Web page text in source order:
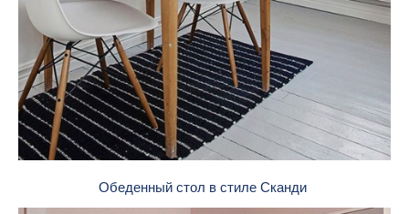
Обеденный стол в стиле Сканди